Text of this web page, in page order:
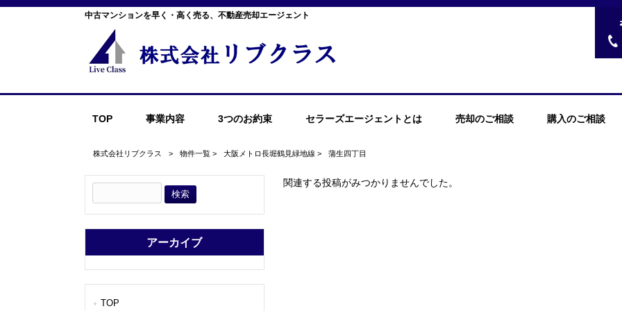
中古マンションを早く・高く売る、不動産売却エージェント
TOP 事業内容 3つのお約束 セラーズエージェントとは 売却のご相談 購入のご相談
株式会社リブクラス > 物件一覧 > 大阪メトロ長堀鶴見緑地線 > 蒲生四丁目
関連する投稿がみつかりませんでした。
アーカイブ
TOP